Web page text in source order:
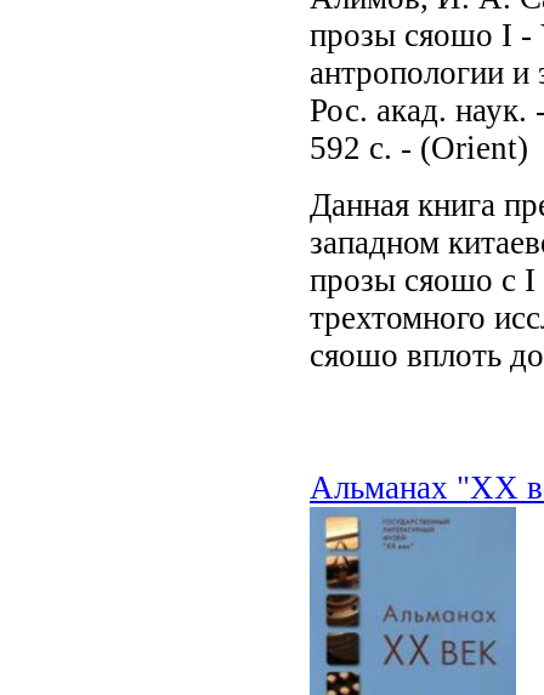
прозы сяошо I -
антропологии
Рос. акад.
592 с. - (Orient)
Данная книга
западном
прозы сяошо с I
трехтомного
сяошо вплоть
Альманах "XX